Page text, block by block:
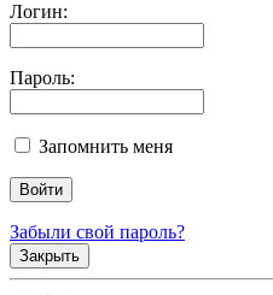
Логин:
Пароль:
Запомнить меня
Забыли свой пароль?
Закрыть